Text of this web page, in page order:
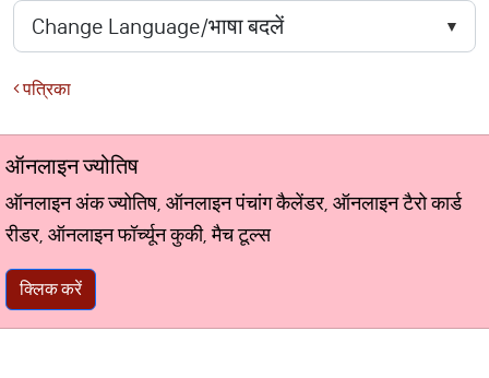
पत्रिका
ऑनलाइन ज्योतिष
ऑनलाइन अंक ज्योतिष, ऑनलाइन पंचांग कैलेंडर, ऑनलाइन टैरो कार्ड
रीडर, ऑनलाइन फॉर्च्यून कुकी, मैच टूल्स
क्लिक करें